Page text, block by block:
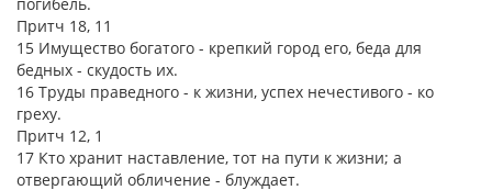
Притч 18, 11
15 Имущество богатого - крепкий город его, беда для
бедных - скудость их.
16 Труды праведного - к жизни, успех нечестивого - ко
греху.
Притч 12, 1
17 Кто хранит наставление, тот на пути к жизни; а
отвергающий обличение - блуждает.